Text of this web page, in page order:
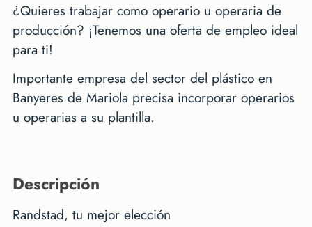
¿Quieres trabajar como operario u operaria de
producción? ¡Tenemos una oferta de empleo ideal
para ti!
Importante empresa del sector del plástico en
Banyeres de Mariola precisa incorporar operarios
u operarias a su plantilla.
descripción
Randstad, tu mejor elección